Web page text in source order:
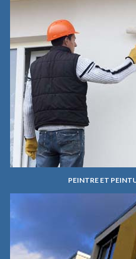
PEINTRE ET